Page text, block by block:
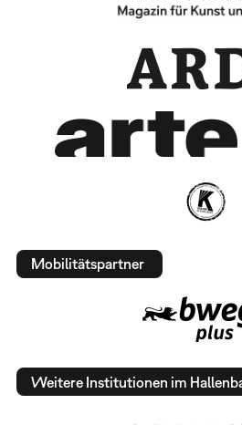
Mobilitätspartner
Weitere Institutionen im